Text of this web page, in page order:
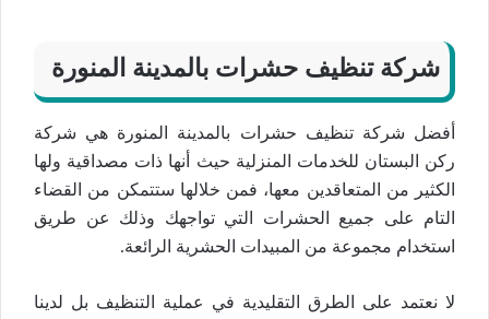
شركة تنظيف حشرات بالمدينة المنورة
أفضل شركة تنظيف حشرات بالمدينة المنورة هي شركة
ركن البستان للخدمات المنزلية حيث أنها ذات مصداقية ولها
الكثير من المتعاقدين معها، فمن خلالها ستتمكن من القضاء
التام على جميع الحشرات التي تواجهك وذلك عن طريق
استخدام مجموعة من المبيدات الحشرية الرائعة.
لا نعتمد على الطرق التقليدية في عملية التنظيف بل لدينا